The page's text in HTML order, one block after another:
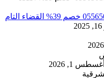
مكافحة حشرات بالرياض 055650170 خصم 39% القضاء التام
أغسطس 1, 2026